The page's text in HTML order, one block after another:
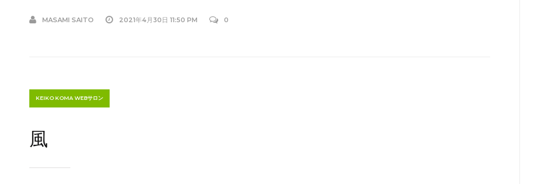
MASAMI SAITO 2021年4月30日 11:50 PM 0
KEIKO KOMA WEBサロン
風